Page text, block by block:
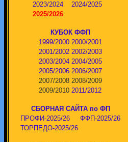
2023/2024
2024/2025
2025/2026
КУБОК ФФП
1999/2000 2000/2001
2001/2002 2002/2003
2003/2004 2004/2005
2005/2006 2006/2007
2007/2008 2008/2009
2009/2010 2011/2012
СБОРНАЯ САЙТА по ФП
ПРОФИ-2025/26
ФФП-2025/26
ТОРПЕДО-2025/26